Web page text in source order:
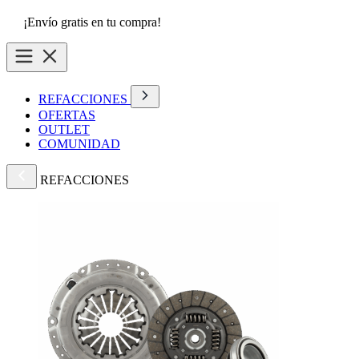
¡Envío gratis en tu compra!
REFACCIONES
OFERTAS
OUTLET
COMUNIDAD
REFACCIONES